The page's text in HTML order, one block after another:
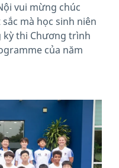
vui mừng chúc
mà học sinh niên
kỳ thi Chương trình
của năm